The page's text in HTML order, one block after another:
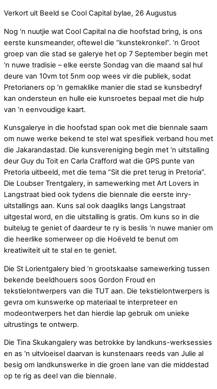
Verkort uit Beeld se Cool Capital bylae, 26 Augustus
Nog ‘n nuutjie wat Cool Capital na die hoofstad bring, is ons
eerste kunsmeander, oftewel die “kunstekronkel”. ‘n Groot
groep van die stad se galerye het op 7 September begin met
‘n nuwe tradisie – elke eerste Sondag van die maand sal hul
deure van 10vm tot 5nm oop wees vir die publiek, sodat
Pretorianers op ‘n gemaklike manier die stad se kunsbedryf
kan ondersteun en hulle eie kunsroetes bepaal met die hulp
van ‘n eenvoudige kaart.
Kunsgalerye in die hoofstad span ook met die biennale saam
om nuwe werke bekend te stel wat spesifiek verband hou met
die Jakarandastad. Die kunsvereniging begin met ‘n uitstalling
deur Guy du Toit en Carla Crafford wat die GPS punte van
Pretoria uitbeeld, met die tema “Sit die pret terug in Pretoria”.
Die Loubser Trentgalery, in samewerking met Art Lovers in
Langstraat bied ook tydens die biennale die eerste inry-
uitstallings aan. Kuns sal ook daagliks langs Langstraat
uitgestal word, en die uitstalling is gratis. Om kuns so in die
buitelug te geniet of daardeur te ry is beslis ‘n nuwe manier om
die heerlike somerweer op die Hoëveld te benut om
kreatiwiteit uit te stal en te geniet.
Die St Lorientgalery bied ‘n grootskaalse samewerking tussen
bekende beeldhouers soos Gordon Froud en
tekstielontwerpers van die TUT aan. Die tekstielontwerpers is
gevra om kunswerke op materiaal te interpreteer en
modeontwerpers het dan hierdie lap gebruik om unieke
uitrustings te ontwerp.
Die Tina Skukangalery was betrokke by landkuns-werksessies
en as ‘n uitvloeisel daarvan is kunstenaars reeds van Julie al
besig om landkunswerke in die groen lane van die middestad
op te rig as deel van die biennale.